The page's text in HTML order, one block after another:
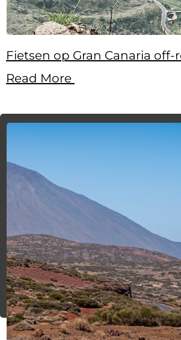
Fietsen op Gran Canaria off-
Read More